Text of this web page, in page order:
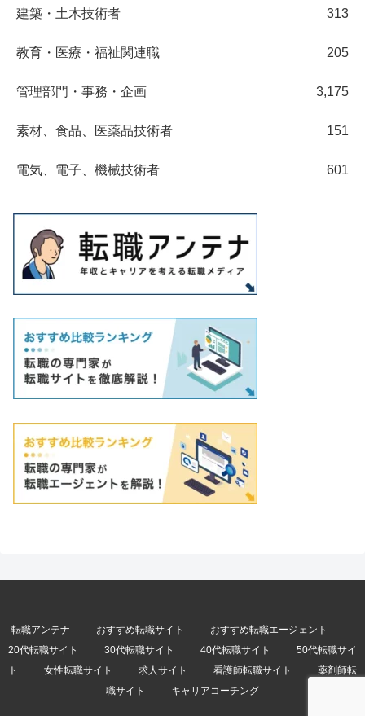
建築・土木技術者 313
教育・医療・福祉関連職 205
管理部門・事務・企画 3,175
素材、食品、医薬品技術者 151
電気、電子、機械技術者 601
転職アンテナ おすすめ転職サイト
おすすめ転職エージェント
20代転職サイト
30代転職サイト 40代転職サイト
50代転職サイ
ト
女性転職サイト 求人サイト 看護師転職サイト
薬剤師転
職サイト
キャリアコーチング